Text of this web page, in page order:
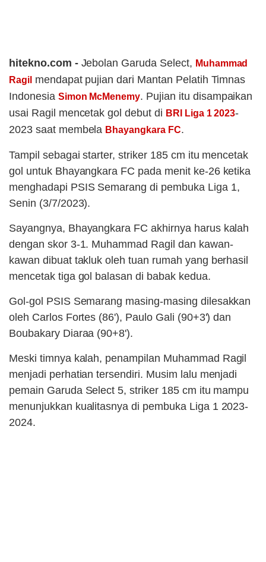
hitekno.com - Jebolan Garuda Select, Muhammad
Ragil mendapat pujian dari Mantan Pelatih Timnas
Indonesia Simon McMenemy. Pujian itu disampaikan
usai Ragil mencetak gol debut di BRI Liga 1 2023-
2023 saat membela Bhayangkara FC.
Tampil sebagai starter, striker 185 cm itu mencetak
gol untuk Bhayangkara FC pada menit ke-26 ketika
menghadapi PSIS Semarang di pembuka Liga 1,
Senin (3/7/2023).
Sayangnya, Bhayangkara FC akhirnya harus kalah
dengan skor 3-1. Muhammad Ragil dan kawan-
kawan dibuat takluk oleh tuan rumah yang berhasil
mencetak tiga gol balasan di babak kedua.
Gol-gol PSIS Semarang masing-masing dilesakkan
oleh Carlos Fortes (86'), Paulo Gali (90+3') dan
Boubakary Diaraa (90+8').
Meski timnya kalah, penampilan Muhammad Ragil
menjadi perhatian tersendiri. Musim lalu menjadi
pemain Garuda Select 5, striker 185 cm itu mampu
menunjukkan kualitasnya di pembuka Liga 1 2023-
2024.